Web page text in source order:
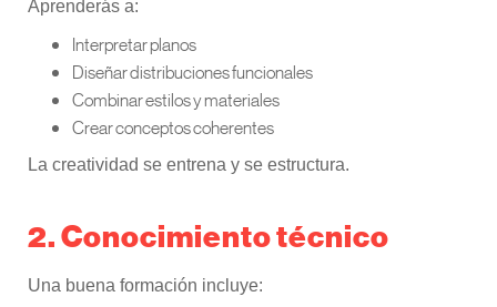
Aprenderás a:
Interpretar planos
Diseñar distribuciones funcionales
Combinar estilos y materiales
Crear conceptos coherentes
La creatividad se entrena y se estructura.
2. Conocimiento técnico
Una buena formación incluye: